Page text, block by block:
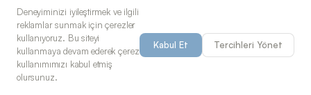
pirinç
üçgenleri
veya
silindirleri
bin yılı
Deneyiminizi iyileştirmek ve ilgili
reklamlar sunmak için çerezler
kullanıyoruz. Bu siteyi
kullanmaya devam ederek çerez
kullanımımızı kabul etmiş
olursunuz.
Kabul Et Tercihleri Yönet